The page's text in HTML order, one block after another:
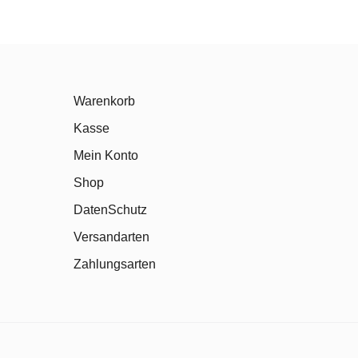
Warenkorb
Kasse
Mein Konto
Shop
DatenSchutz
Versandarten
Zahlungsarten